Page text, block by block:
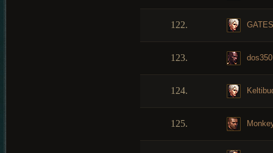
122. GATES
123. dos350
124.
125.